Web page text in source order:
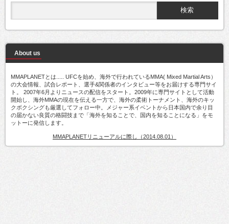
About us
MMAPLANETとは..... UFCを始め、海外で行われているMMA( Mixed Martial Arts）
の大会情報、試合レポート、選手&関係者のインタビュー等をお届けする専門サイ
ト。 2007年6月よりニュースの配信をスタート。2009年に専門サイトとして活動
開始し、海外MMAの現在を伝える一方で、海外の柔術トーナメント、海外のキッ
クボクシングも厳選してフォロー中。メジャー系イベントから日本国内で余り目
の届かない良質の格闘技まで「海外を知ることで、国内を知ることになる」をモ
ットーに発信します。
MMAPLANETリニューアルに際し（2014.08.01）